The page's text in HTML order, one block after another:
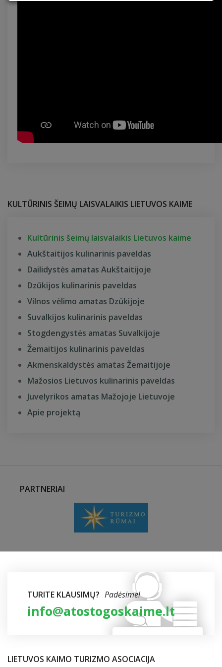
KULTŪRINIS ŠEIMŲ LAISVALAIKIS LIETUVOS KAIME
Kultūrinis šeimų laisvalaikis Lietuvos kaime
Aukštaitijos kulinarinis paveldas
Dailidystės amatas Aukštaitijoje
Dzūkijos kulinarinis paveldas
Vilnos vėlimo amatas Dzūkijoje
Suvalkijos kulinarinis paveldas
Stogdengystės amatas Suvalkijoje
Žemaitijos kulinarinis paveldas
Akmenskaldystės amatas Žemaitijoje
Mažosios Lietuvos kulinarinis paveldas
Juvelyrikos amatas Mažojoje Lietuvoje
Apie projektą
PARTNERIAI
TURITE KLAUSIMŲ? Padėsime!
info@atostogoskaime.lt
LIETUVOS KAIMO TURIZMO ASOCIACIJA